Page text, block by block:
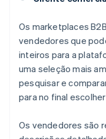
Os marketplaces
vendedores que
inteiros para a
uma seleção mais
pesquisar e
para no final
Os vendedores são